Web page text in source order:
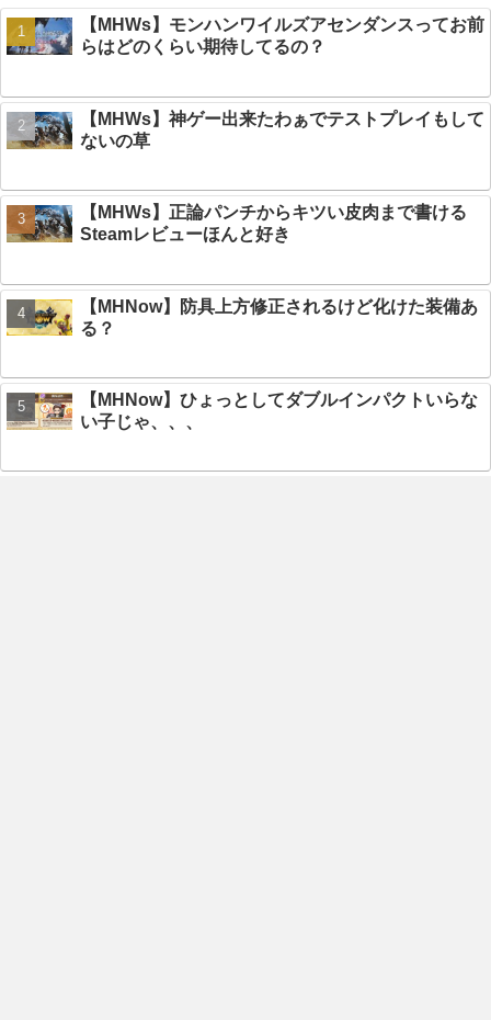
【MHWs】モンハンワイルズアセンダンスってお前
らはどのくらい期待してるの？
【MHWs】神ゲー出来たわぁでテストプレイもして
ないの草
【MHWs】正論パンチからキツい皮肉まで書ける
Steamレビューほんと好き
【MHNow】防具上方修正されるけど化けた装備あ
る？
【MHNow】ひょっとしてダブルインパクトいらな
い子じゃ、、、